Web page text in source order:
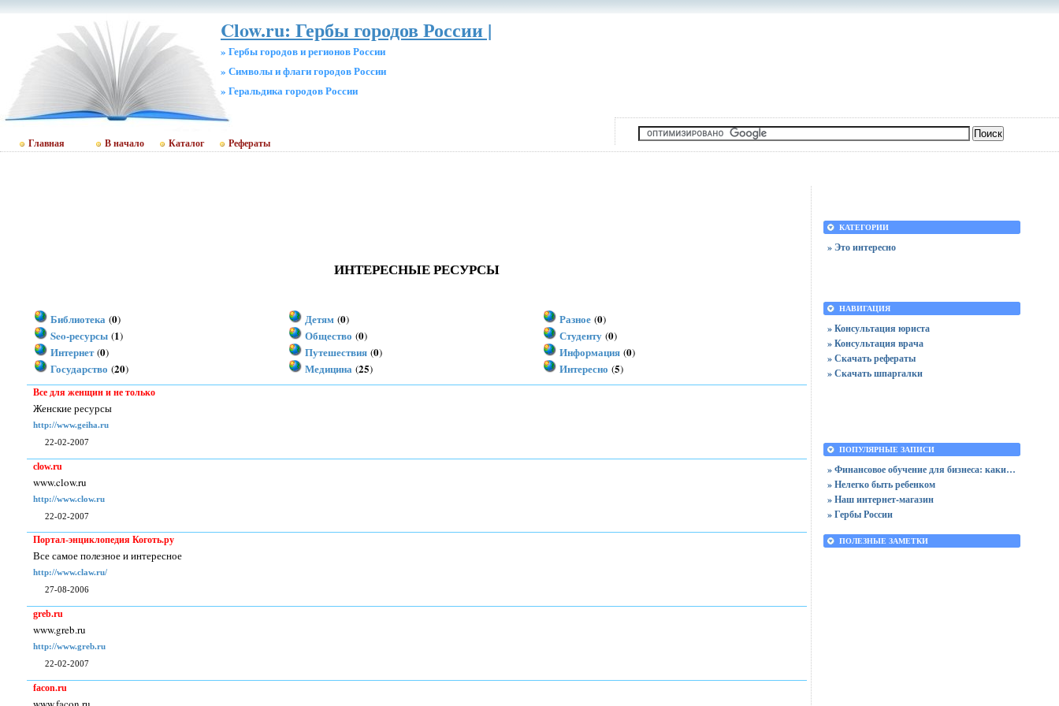
Clow.ru: Гербы городов России |
» Гербы городов и регионов России
» Символы и флаги городов России
» Геральдика городов России
Главная В начало Каталог Рефераты
ИНТЕРЕСНЫЕ РЕСУРСЫ
Библиотека (0) Детям (0) Разное (0)
Seo-ресурсы (1) Общество (0) Студенту (0)
Интернет(0) Путешествия (0) Информация (0)
Государство (20) Медицина (25) Интересно (5)
Все для женщин и не только
Женские ресурсы
http://www.geiha.ru
22-02-2007
clow.ru
www.clow.ru
http://www.clow.ru
22-02-2007
Портал-энциклопедия Коготь.ру
Все самое полезное и интересное
http://www.claw.ru/
27-08-2006
greb.ru
www.greb.ru
http://www.greb.ru
22-02-2007
facon.ru
КАТЕГОРИИ
» Это интересно
НАВИГАЦИЯ
» Консультация юриста
» Консультация врача
» Скачать рефераты
» Скачать шпаргалки
ПОПУЛЯРНЫЕ ЗАПИСИ
» Финансовое обучение для бизнеса: какие навыки нужны специалистам сегодня
» Нелегко быть ребенком
» Наш интернет-магазин
» Гербы России
ПОЛЕЗНЫЕ ЗАМЕТКИ